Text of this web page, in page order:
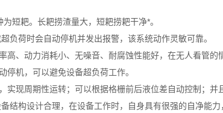
短耙。长耙捞渣量大，短耙捞耙干净*。
负荷时会自动停机并发出报警，该系统动作灵敏可靠。
高、动力消耗小、无噪音、耐腐蚀性能好，在无人看管的
停机，可以避免设备超负荷工作。
现周期性运转；可以根据格栅前后液位差自动控制；并
结构设计合理，在设备工作时，自身具有很强的自净能